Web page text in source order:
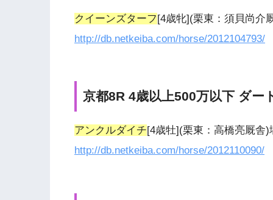
クイーンズターフ[4歳牝](栗東：須貝尚介
http://db.netkeiba.com/horse/2012104793/
京都8R 4歳以上500万以下 ダー
アンクルダイチ[4歳牡](栗東：高橋亮厩舎
http://db.netkeiba.com/horse/2012110090/